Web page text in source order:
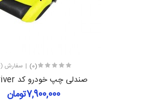
(0) سفارش (0)
صندلی چپ خودرو کد 4R-driver
7,900,000تومان